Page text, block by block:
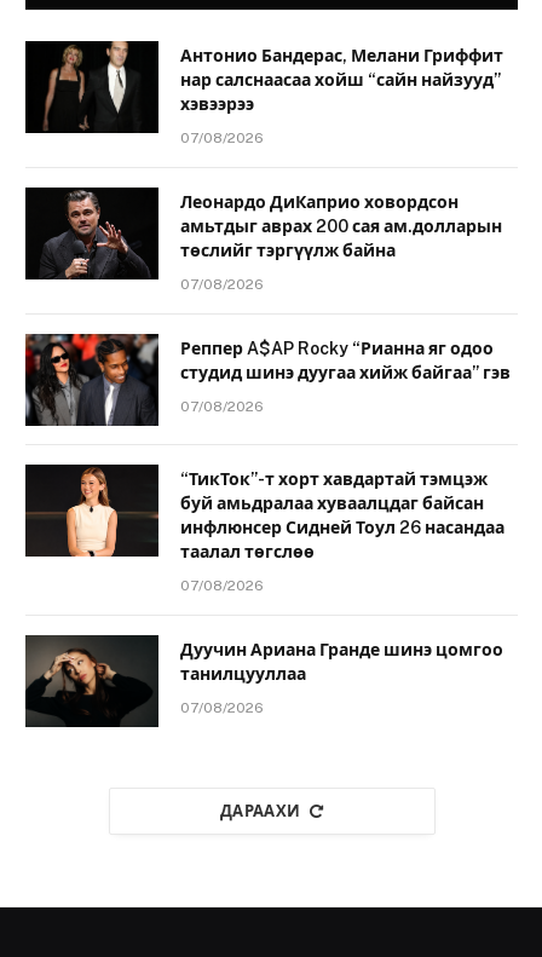
Антонио Бандерас, Мелани Гриффит
нар салснаасаа хойш “сайн найзууд”
хэвээрээ
07/08/2026
Леонардо ДиКаприо ховордсон
амьтдыг аврах 200 сая ам.долларын
төслийг тэргүүлж байна
07/08/2026
Реппер A$AP Rocky “Рианна яг одоо
студид шинэ дуугаа хийж байгаа” гэв
07/08/2026
“ТикТок”-т хорт хавдартай тэмцэж
буй амьдралаа хуваалцдаг байсан
инфлюнсер Сидней Тоул 26 насандаа
таалал төгслөө
07/08/2026
Дуучин Ариана Гранде шинэ цомгоо
танилцууллаа
07/08/2026
ДАРААХИ